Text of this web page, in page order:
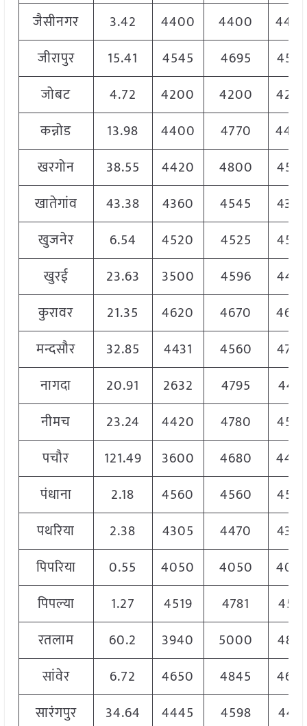
जैसीनगर 3.42 4400 4400
जीरापुर
15.41 4545 4695
जोबट
4.72 4200 4200
कन्नोड
13.98 4400 4770
खरगोन
38.55 4420 4800
खातेगांव
43.38 4360 4545
खुजनेर
6.54 4520 4525
खुरई
23.63 3500 4596
कुरावर
21.35 4620 4670
मन्दसौर
32.85 4431 4560
नागदा
20.91 2632 4795
4491
नीमच
23.24 4420 4780
पचौर
121.49 3600 4680
पंधाना
2.18 4560 4560
पथरिया
2.38 4305 4470
पिपरिया
0.55 4050 4050
पिपल्या
1.27 4519 4781
4519
रतलाम
60.2 3940 5000
सांवेर
6.72 4650 4845
सारंगपुर
34.64 4445 4598
4421